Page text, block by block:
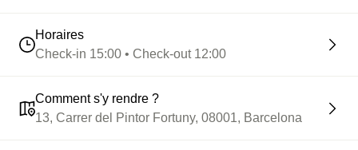
Horaires
Check-in 15:00 • Check-out 12:00
Comment s'y rendre ?
13, Carrer del Pintor Fortuny, 08001, Barcelona